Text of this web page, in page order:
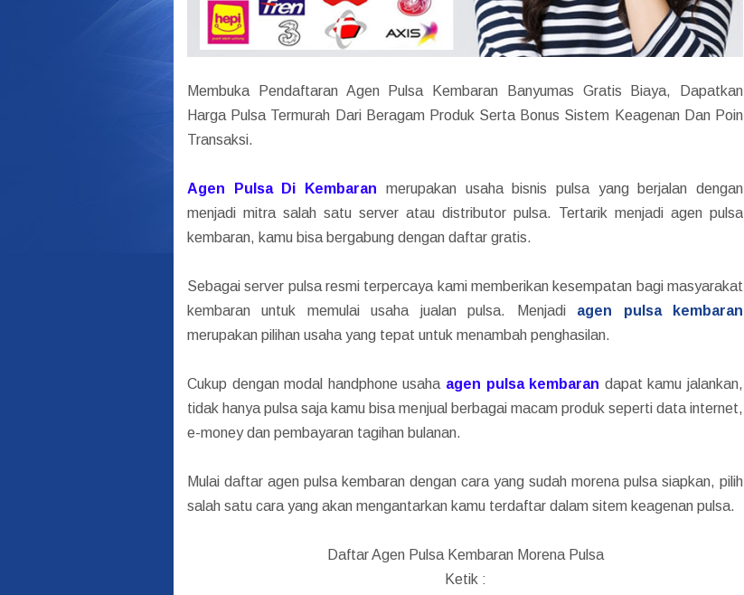
Membuka Pendaftaran Agen Pulsa Kembaran Banyumas Gratis Biaya, Dapatkan
Harga Pulsa Termurah Dari Beragam Produk Serta Bonus Sistem Keagenan Dan Poin
Transaksi.
Agen Pulsa Di Kembaran merupakan usaha bisnis pulsa yang berjalan dengan
menjadi mitra salah satu server atau distributor pulsa. Tertarik menjadi agen pulsa
kembaran, kamu bisa bergabung dengan daftar gratis.
Sebagai server pulsa resmi terpercaya kami memberikan kesempatan bagi masyarakat
kembaran untuk memulai usaha jualan pulsa. Menjadi agen pulsa kembaran
merupakan pilihan usaha yang tepat untuk menambah penghasilan.
Cukup dengan modal handphone usaha agen pulsa kembaran dapat kamu jalankan,
tidak hanya pulsa saja kamu bisa menjual berbagai macam produk seperti data internet,
e-money dan pembayaran tagihan bulanan.
Mulai daftar agen pulsa kembaran dengan cara yang sudah morena pulsa siapkan, pilih
salah satu cara yang akan mengantarkan kamu terdaftar dalam sitem keagenan pulsa.
Daftar Agen Pulsa Kembaran Morena Pulsa
Ketik :